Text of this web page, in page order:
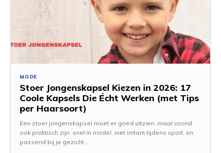
MODE
Stoer Jongenskapsel Kiezen in 2026: 17
Coole Kapsels Die Écht Werken (met Tips
per Haarsoort)
Een stoer jongenskapsel moet er goed uitzien, maar vooral
ook praktisch zijn: snel in model, niet irritant tijdens sport, en
passend bij je gezicht...